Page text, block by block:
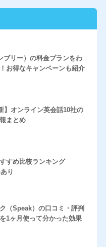
ブリー）の料金プランをわ
お得なキャンペーンも紹介
】オンライン英会話10社の
まとめ
すめ比較ランキング
り
（Speak）の口コミ・評判
1ヶ月使って分かった効果